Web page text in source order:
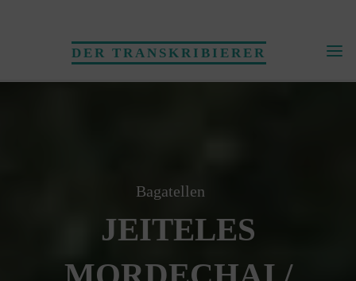
DER TRANSKRIBIERER
Bagatellen
JEITELES